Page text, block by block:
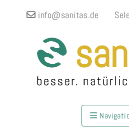
info@sanitas.de